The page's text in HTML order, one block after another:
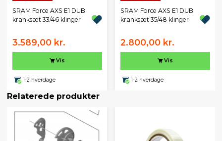
SRAM Force AXS E1 DUB
kranksæt 33/46 klinger
3.589,00 kr.
Vis
1-2 hverdage
SRAM Force AXS E1 DUB
kranksæt 35/48 klinger
2.800,00 kr.
Vis
1-2 hverdage
Relaterede produkter